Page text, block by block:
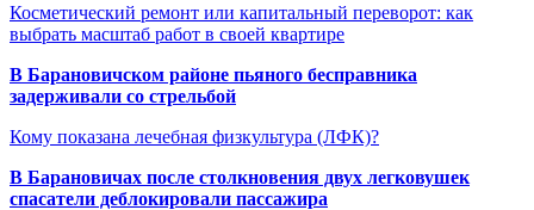
Косметический ремонт или капитальный переворот: как
выбрать масштаб работ в своей квартире
В Барановичском районе пьяного бесправника
задерживали со стрельбой
Кому показана лечебная физкультура (ЛФК)?
В Барановичах после столкновения двух легковушек
спасатели деблокировали пассажира